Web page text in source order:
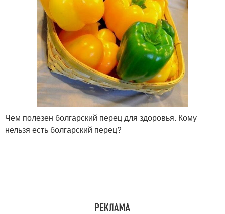
Чем полезен болгарский перец для здоровья. Кому
нельзя есть болгарский перец?